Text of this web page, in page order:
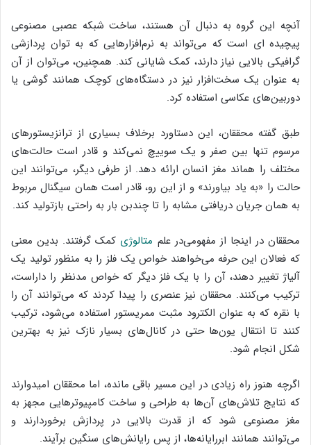
آنچه این گروه به دنبال آن هستند، ساخت شبکه عصبی مصنوعی
پیچیده ای است که می‌تواند به نرم‌افزارهایی که به توان پردازشی
گرافیکی بالایی نیاز دارند، کمک شایانی کند. همچنین، می‌توان از آن
به عنوان یک سخت‌افزار نیز در دستگاه‌های کوچک همانند گوشی یا
دوربین‌های عکاسی استفاده کرد.
طبق گفته محققان، این دستاورد برخلاف بسیاری از ترانزیستورهای
مرسوم تنها بین صفر و یک سوییچ نمی‌کند و قادر است حالت‌های
مختلف را هماند مغز انسان ارائه دهد. از طرفی دیگر، می‌توانند این
حالت را «به یاد بیاورند» و از این رو، قادر است همان سیگنال مربوط
به همان جریان دریافتی مشابه را تا چندبن بار به راحتی بازتولید کند.
محققان در اینجا از مفهومی‌در علم متالوژی کمک گرفتند. بدین معنی
که فعالان این حرفه می‌خواهند خواص یک فلز را به منظور تولید یک
آلیاژ تغییر دهند، آن را با یک فلز دیگر که خواص مدنظر را داراست،
ترکیب می‌کنند. محققان نیز عنصری را پیدا کردند که می‌توانند آن را
با نقره که به عنوان الکترود مثبت ممریستور استفاده می‌شود، ترکیب
کنند تا انتقال یون‌ها حتی در کانال‌های بسیار نازک نیز به بهترین
شکل انجام شود.
اگرچه هنوز راه زیادی در این مسیر باقی مانده، اما محققان امیدوارند
که نتایج تلاش‌های آن‌ها به طراحی و ساخت کامپیوترهایی مجهز به
مغز مصنوعی شود که از قدرت بالایی در پردازش برخوردارند و
می‌توانند همانند ابررایانه‌ها، از پس رایانش‌های سنگین برآیند.